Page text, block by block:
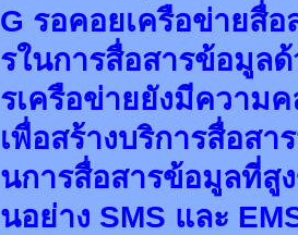
G รอคอยเครือข่ายสื่
รในการสื่อสารข้อมูล
รเครือข่ายยังมีความ
เพื่อสร้างบริการสื่อสา
นการสื่อสารข้อมูลที่สู
นอย่าง SMS และ